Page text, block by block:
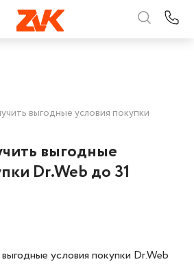
выгодные условия покупки
выгодные
Dr.Web до 31